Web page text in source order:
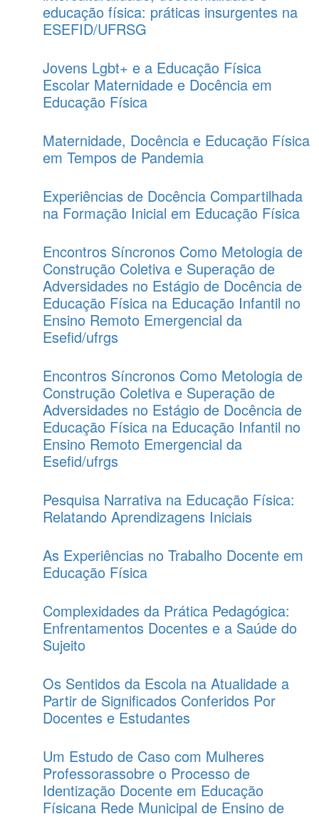
educação física: práticas insurgentes na
ESEFID/UFRSG
Jovens Lgbt+ e a Educação Física
Escolar Maternidade e Docência em
Educação Física
Maternidade, Docência e Educação Física
em Tempos de Pandemia
Experiências de Docência Compartilhada
na Formação Inicial em Educação Física
Encontros Síncronos Como Metologia de
Construção Coletiva e Superação de
Adversidades no Estágio de Docência de
Educação Física na Educação Infantil no
Ensino Remoto Emergencial da
Esefid/ufrgs
Encontros Síncronos Como Metologia de
Construção Coletiva e Superação de
Adversidades no Estágio de Docência de
Educação Física na Educação Infantil no
Ensino Remoto Emergencial da
Esefid/ufrgs
Pesquisa Narrativa na Educação Física:
Relatando Aprendizagens Iniciais
As Experiências no Trabalho Docente em
Educação Física
Complexidades da Prática Pedagógica:
Enfrentamentos Docentes e a Saúde do
Sujeito
Os Sentidos da Escola na Atualidade a
Partir de Significados Conferidos Por
Docentes e Estudantes
Um Estudo de Caso com Mulheres
Professorassobre o Processo de
Identização Docente em Educação
Físicana Rede Municipal de Ensino de